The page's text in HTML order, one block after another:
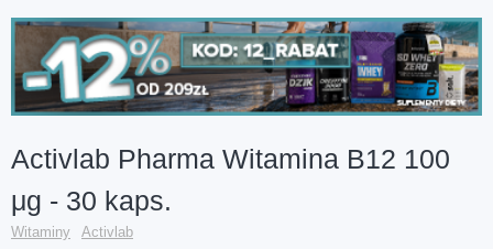
Activlab Pharma Witamina B12 100
μg - 30 kaps.
Witaminy Activlab